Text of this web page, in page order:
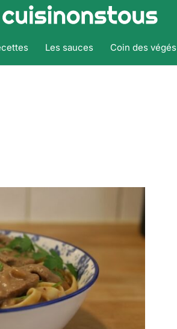
Les sauces Coin des végés